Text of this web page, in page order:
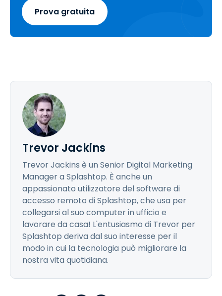
Prova gratuita
Trevor Jackins
Trevor Jackins è un Senior Digital Marketing
Manager a Splashtop. È anche un
appassionato utilizzatore del software di
accesso remoto di Splashtop, che usa per
collegarsi al suo computer in ufficio e
lavorare da casa! L'entusiasmo di Trevor per
Splashtop deriva dal suo interesse per il
modo in cui la tecnologia può migliorare la
nostra vita quotidiana.